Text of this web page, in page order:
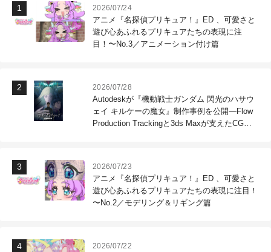
2026/07/24
アニメ『名探偵プリキュア！』ED 、可愛さと
遊び心あふれるプリキュアたちの表現に注
目！〜No.3／アニメーション付け篇
2026/07/28
Autodeskが『機動戦士ガンダム 閃光のハサウ
ェイ キルケーの魔女』制作事例を公開―Flow
Production Trackingと3ds Maxが支えたCG制
2026/07/23
アニメ『名探偵プリキュア！』ED 、可愛さと
遊び心あふれるプリキュアたちの表現に注目！
〜No.2／モデリング＆リギング篇
2026/07/22